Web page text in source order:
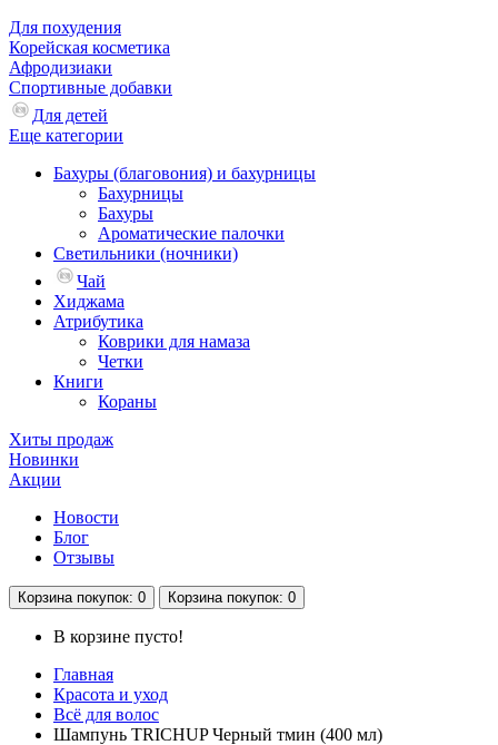
Для похудения
Корейская косметика
Афродизиаки
Спортивные добавки
Для детей
Еще категории
Бахуры (благовония) и бахурницы
Бахурницы
Бахуры
Ароматические палочки
Светильники (ночники)
Чай
Хиджама
Атрибутика
Коврики для намаза
Четки
Книги
Кораны
Хиты продаж
Новинки
Акции
Новости
Блог
Отзывы
Корзина покупок: 0 Корзина покупок: 0
В корзине пусто!
Главная
Красота и уход
Всё для волос
Шампунь TRICHUP Черный тмин (400 мл)